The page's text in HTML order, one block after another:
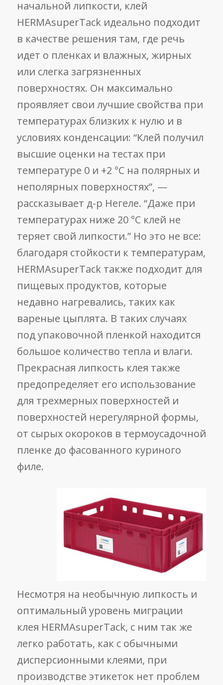
начальной липкости, клей
HERMAsuperTack идеально подходит
в качестве решения там, где речь
идет о пленках и влажных, жирных
или слегка загрязненных
поверхностях. Он максимально
проявляет свои лучшие свойства при
температурах близких к нулю и в
условиях конденсации: “Клей получил
высшие оценки на тестах при
температуре 0 и +2 °C на полярных и
неполярных поверхностях”, —
рассказывает д-р Негеле. “Даже при
температурах ниже 20 °C клей не
теряет свой липкости.” Но это не все:
благодаря стойкости к температурам,
HERMAsuperTack также подходит для
пищевых продуктов, которые
недавно нагревались, таких как
вареные цыплята. В таких случаях
под упаковочной пленкой находится
большое количество тепла и влаги.
Прекрасная липкость клея также
предопределяет его использование
для трехмерных поверхностей и
поверхностей нерегулярной формы,
от сырых окороков в термоусадочной
пленке до фасованного куриного
филе.
Несмотря на необычную липкость и
оптимальный уровень миграции
клея HERMAsuperTack, с ним так же
легко работать, как с обычными
дисперсионными клеями, при
производстве этикеток нет проблем